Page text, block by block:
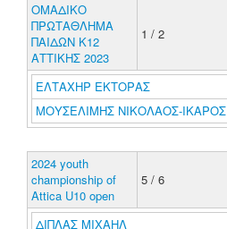
ΟΜΑΔΙΚΟ
ΠΡΩΤΑΘΛΗΜΑ
ΠΑΙΔΩΝ Κ12
ΑΤΤΙΚΗΣ 2023
1 / 2
ΕΛΤΑΧΗΡ ΕΚΤΟΡΑΣ
ΜΟΥΣΕΛΙΜΗΣ ΝΙΚΟΛΑΟΣ-ΙΚΑΡΟΣ
2024 youth
championship of
Attica U10 open
5 / 6
ΔΙΠΛΑΣ ΜΙΧΑΗΛ